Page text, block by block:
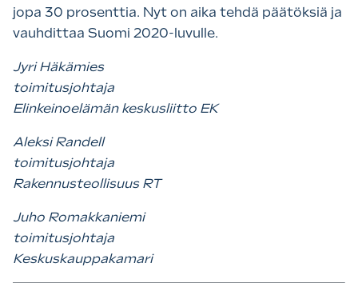
jopa 30 prosenttia. Nyt on aika tehdä päätöksiä ja
vauhdittaa Suomi 2020-luvulle.
Jyri Häkämies
toimitusjohtaja
Elinkeinoelämän keskusliitto EK
Aleksi Randell
toimitusjohtaja
Rakennusteollisuus RT
Juho Romakkaniemi
toimitusjohtaja
Keskuskauppakamari